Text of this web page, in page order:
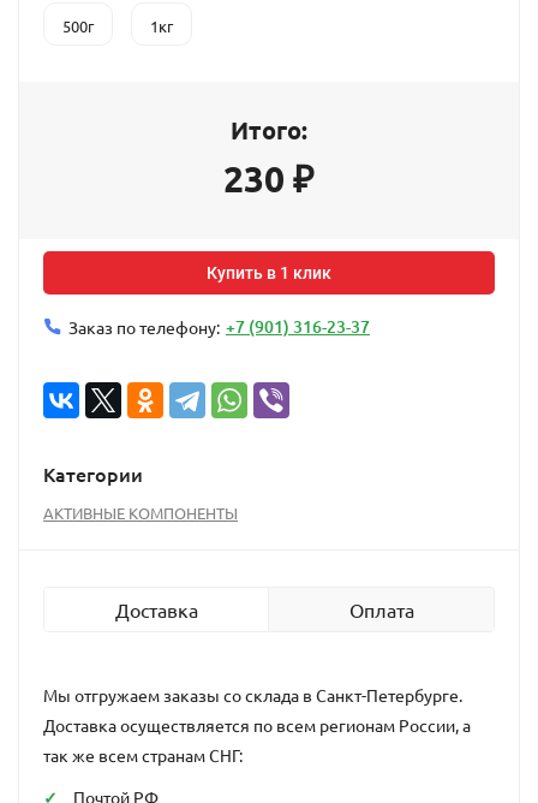
500г 1кг
Итого:
230 ₽
Купить в 1 клик
Заказ по телефону: +7 (901) 316-23-37
Категории
АКТИВНЫЕ КОМПОНЕНТЫ
Доставка Оплата
Мы отгружаем заказы со склада в Санкт-Петербурге.
Доставка осуществляется по всем регионам России, а
так же всем странам СНГ:
Почтой РФ